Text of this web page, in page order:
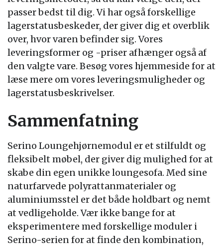
passer bedst til dig. Vi har også forskellige
lagerstatusbeskeder, der giver dig et overblik
over, hvor varen befinder sig. Vores
leveringsformer og -priser afhænger også af
den valgte vare. Besøg vores hjemmeside for at
læse mere om vores leveringsmuligheder og
lagerstatusbeskrivelser.
Sammenfatning
Serino Loungehjørnemodul er et stilfuldt og
fleksibelt møbel, der giver dig mulighed for at
skabe din egen unikke loungesofa. Med sine
naturfarvede polyrattanmaterialer og
aluminiumsstel er det både holdbart og nemt
at vedligeholde. Vær ikke bange for at
eksperimentere med forskellige moduler i
Serino-serien for at finde den kombination,